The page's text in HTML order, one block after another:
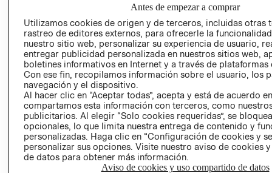
PROGRAMA DE
TRANSPARENCIA
Y ÉTICA (INGLÉS)
DE INDUSTRIA Y
COMERCIO - SIC
PETICIONES
QUEJAS Y
RECLAMOS
Colombia ($)
CAMBIAR REGIÓN
Antes de empezar a comprar
Utilizamos cookies de origen y de terceros, incluidas otras
rastreo de editores externos, para ofrecerle la
nuestro sitio web, personalizar su experiencia de usuario,
entregar publicidad personalizada en nuestros sitios web,
boletines informativos en Internet y a través de plataformas
Con ese fin, recopilamos información sobre el usuario, los
navegación y el dispositivo.
Al hacer clic en “Aceptar todas”, acepta y está de acuerdo
compartamos esta información con terceros, como
publicitarios. Al elegir “Solo cookies requeridas”, se
opcionales, lo que limita nuestra entrega de contenido y
personalizadas. Haga clic en “Configuración de cookies y
personalizar sus opciones. Visite nuestro aviso de cookies
de datos para obtener más información.
Aviso de cookies y uso compartido de datos